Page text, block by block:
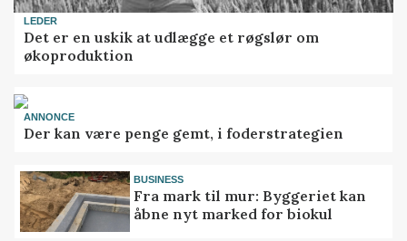
LEDER
Det er en uskik at udlægge et røgslør om
økoproduktion
ANNONCE
Der kan være penge gemt, i foderstrategien
BUSINESS
Fra mark til mur: Byggeriet kan
åbne nyt marked for biokul